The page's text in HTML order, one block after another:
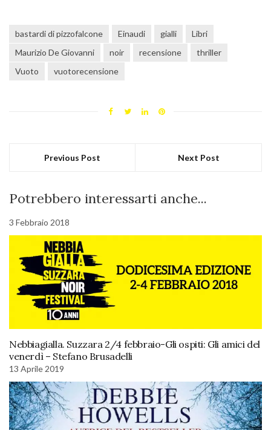
bastardi di pizzofalcone Einaudi gialli
Libri
Maurizio De Giovanni
noir recensione
thriller
Vuoto
vuotorecensione
Previous Post Next Post
Potrebbero interessarti anche...
3 Febbraio 2018
Nebbiagialla. Suzzara 2/4 febbraio-Gli ospiti: Gli amici del
venerdì – Stefano Brusadelli
13 Aprile 2019